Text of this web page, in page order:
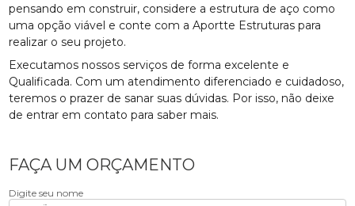
pensando em construir, considere a estrutura de aço como
uma opção viável e conte com a Aportte Estruturas para
realizar o seu projeto.
Executamos nossos serviços de forma excelente e
Qualificada. Com um atendimento diferenciado e cuidadoso,
teremos o prazer de sanar suas dúvidas. Por isso, não deixe
de entrar em contato para saber mais.
FAÇA UM ORÇAMENTO
Digite seu nome